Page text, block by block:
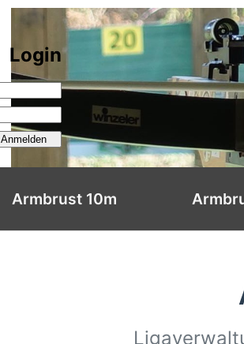
Login
Anmelden
Armbrust 10m